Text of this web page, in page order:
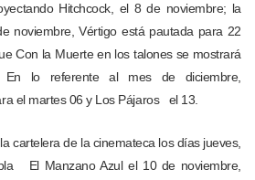
Hitchcock, el 8 de noviembre; la
noviembre, Vértigo está pautada para 22
Con la Muerte en los talones se mostrará
lo referente al mes de diciembre,
el martes 06 y Los Pájaros el 13.
cartelera de la cinemateca los días jueves,
El Manzano Azul el 10 de noviembre,